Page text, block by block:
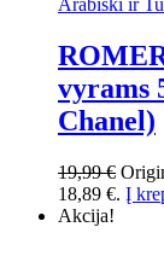
Arabiški ir
vyrams
Chanel)
19,99€
18,89 €. Į
Akcija!